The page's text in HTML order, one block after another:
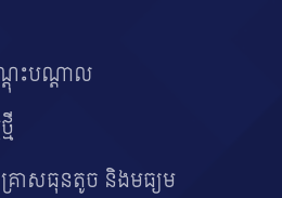
តុះបណ្តាល
រាសធុនតូច និងមធ្យម